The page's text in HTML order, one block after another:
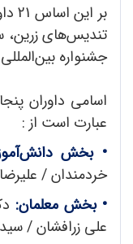
تندیس‌های زرین،
جشنواره
اسامی داوران
عبارت است از :
• بخش
خردمندان /
• بخش معلمان:
علی زرافشان /